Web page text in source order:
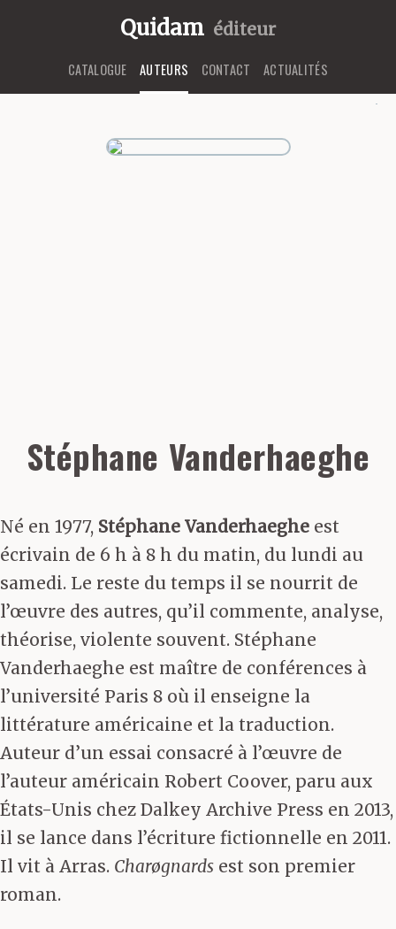
Quidam éditeur
CATALOGUE AUTEURS CONTACT ACTUALITÉS
Stéphane Vanderhaeghe
Né en 1977, Stéphane Vanderhaeghe est
écrivain de 6 h à 8 h du matin, du lundi au
samedi. Le reste du temps il se nourrit de
l’œuvre des autres, qu’il commente, analyse,
théorise, violente souvent. Stéphane
Vanderhaeghe est maître de conférences à
l’université Paris 8 où il enseigne la
littérature américaine et la traduction.
Auteur d’un essai consacré à l’œuvre de
l’auteur américain Robert Coover, paru aux
États-Unis chez Dalkey Archive Press en 2013,
il se lance dans l’écriture fictionnelle en 2011.
Il vit à Arras. Charøgnards est son premier
roman.